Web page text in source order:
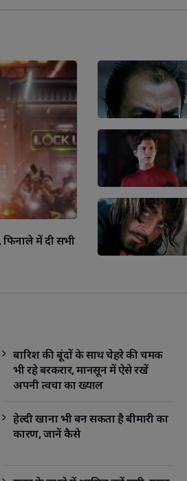
फिनाले में दी सभी
बारिश की बूंदों के साथ चेहरे की चमक
भी रहे बरकरार, मानसून में ऐसे रखें
अपनी त्वचा का ख्याल
हेल्दी खाना भी बन सकता है बीमारी का
कारण, जानें कैसे